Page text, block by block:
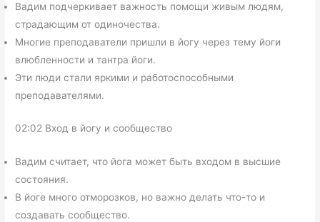
Вадим подчеркивает важность помощи живым людям,
страдающим от одиночества.
Многие преподаватели пришли в йогу через тему йоги
влюбленности и тантра йоги.
Эти люди стали яркими и работоспособными
преподавателями.
02:02 Вход в йогу и сообщество
Вадим считает, что йога может быть входом в высшие
состояния.
В йоге много отморозков, но важно делать что-то и
создавать сообщество.